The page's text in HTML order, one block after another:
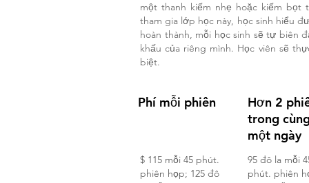
một thanh kiếm nhẹ hoặc kiếm bọt
tham gia lớp học này, học sinh hiểu
hoàn thành, mỗi học sinh sẽ tự biên
khấu của riêng mình. Học viên sẽ
biệt.
Phí mỗi phiên
$ 115 mỗi 45 phút.
phiên họp; 125 đô
Hơn 2
trong
một ngày
95 đô la mỗi
phút. phiên